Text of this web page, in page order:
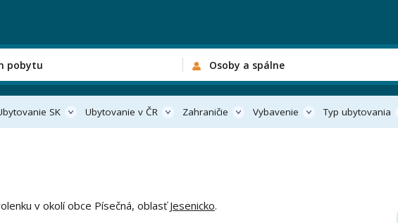
pobytu Osoby a spálne
SK Ubytovanie v ČR Zahraničie Vybavenie Typ ubytovania
v okolí obce Písečná, oblasťJesenicko.